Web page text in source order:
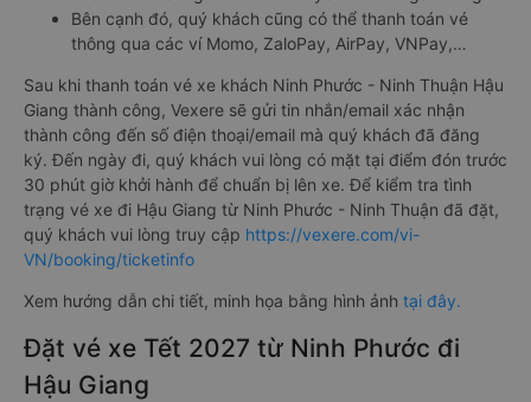
Bên cạnh đó, quý khách cũng có thể thanh toán vé
thông qua các ví Momo, ZaloPay, AirPay, VNPay,…
Sau khi thanh toán vé xe khách Ninh Phước - Ninh Thuận Hậu
Giang thành công, Vexere sẽ gửi tin nhắn/email xác nhận
thành công đến số điện thoại/email mà quý khách đã đăng
ký. Đến ngày đi, quý khách vui lòng có mặt tại điểm đón trước
30 phút giờ khởi hành để chuẩn bị lên xe. Để kiểm tra tình
trạng vé xe đi Hậu Giang từ Ninh Phước - Ninh Thuận đã đặt,
quý khách vui lòng truy cập https://vexere.com/vi-
VN/booking/ticketinfo
Xem hướng dẫn chi tiết, minh họa bằng hình ảnh tại đây.
Đặt vé xe Tết 2027 từ Ninh Phước đi
Hậu Giang